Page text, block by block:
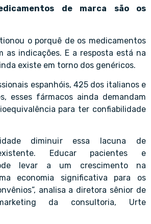
de marca são os
o porquê de os medicamentos
as indicações. E a resposta está na
existe em torno dos genéricos.
espanhóis, 425 dos italianos e
esses fármacos ainda demandam
para ter confiabilidade
diminuir essa lacuna de
Educar pacientes e
levar a um crescimento na
economia significativa para os
analisa a diretora sênior de
da consultoria, Urte